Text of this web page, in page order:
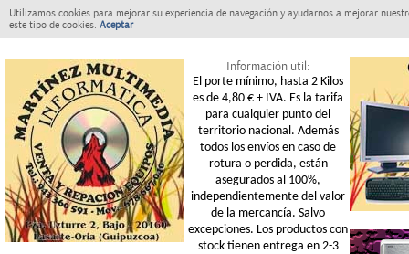
Utilizamos cookies para mejorar su experiencia de navegación y ayudarnos a mejorar
este tipo de cookies. Aceptar
Información util:
El porte mínimo, hasta 2 Kilos
es de 4,80 € + IVA. Es la tarifa
para cualquier punto del
territorio nacional. Además
todos los envíos en caso de
rotura o perdida, están
asegurados al 100%,
independientemente del valor
de la mercancía. Salvo
excepciones. Los productos con
stock tienen entrega en 2-3